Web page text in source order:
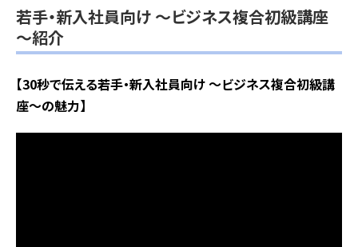
若手・新入社員向け ～ビジネス複合初級講座
～紹介
【30秒で伝える若手・新入社員向け ～ビジネス複合初級講
座～の魅力】